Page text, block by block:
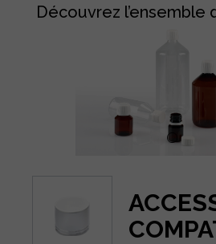
Découvrez l’ensemble